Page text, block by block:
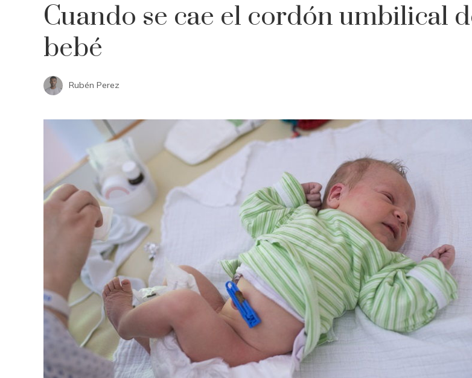
Cuando se cae el cordón umbilical
bebé
Rubén Perez
El impacto de los macronutrientes en
la salud y el rendimiento físico
Hace 2 semanas
Qué significa comer saludable y
cómo mantener un equilibrio
nutricional
Hace 2 semanas
Las 15 misiones
importantes que
Hace 2 días